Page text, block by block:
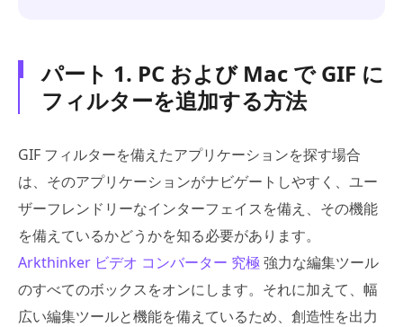
パート 1. PC および Mac で GIF に
フィルターを追加する方法
GIF フィルターを備えたアプリケーションを探す場合
は、そのアプリケーションがナビゲートしやすく、ユー
ザーフレンドリーなインターフェイスを備え、その機能
を備えているかどうかを知る必要があります。
Arkthinker ビデオ コンバーター 究極強力な編集ツール
のすべてのボックスをオンにします。それに加えて、幅
広い編集ツールと機能を備えているため、創造性を出力